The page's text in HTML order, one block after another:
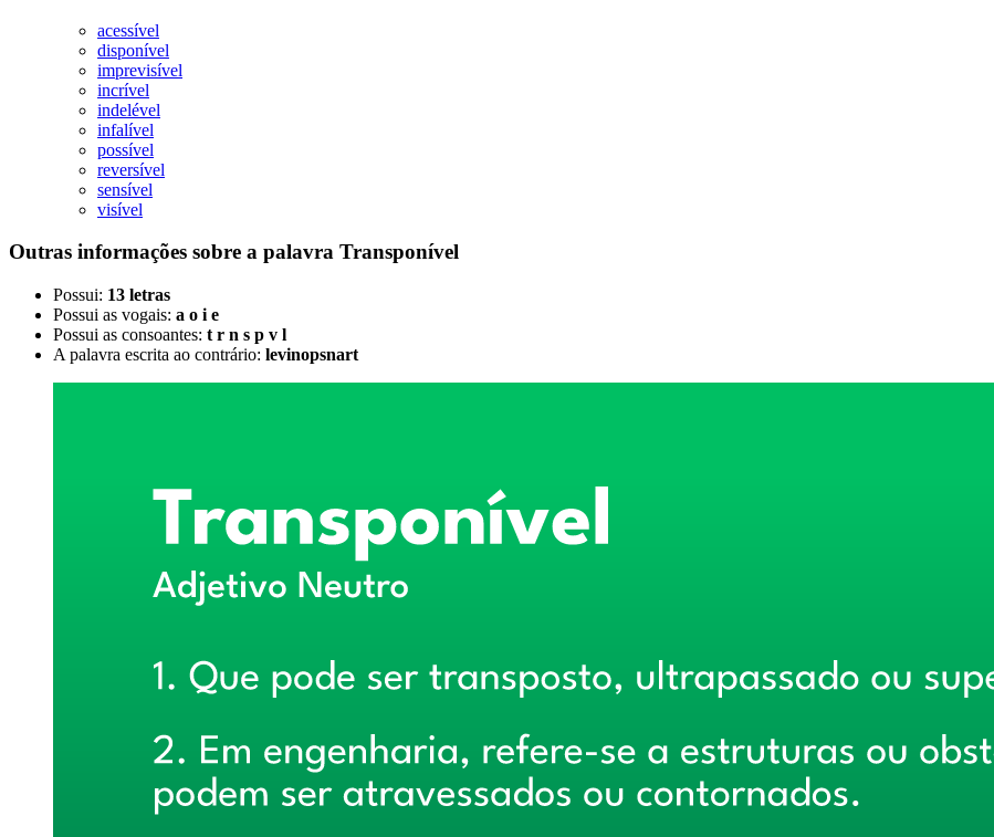
acessível
disponível
imprevisível
incrível
indelével
infalível
possível
reversível
sensível
visível
Outras informações sobre a palavra Transponível
Possui: 13 letras
Possui as vogais: a o i e
Possui as consoantes: t r n s p v l
A palavra escrita ao contrário: levinopsnart